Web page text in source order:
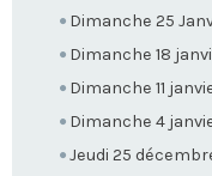
Dimanche 25
Dimanche 18
Dimanche 11
Dimanche 4
Jeudi 25